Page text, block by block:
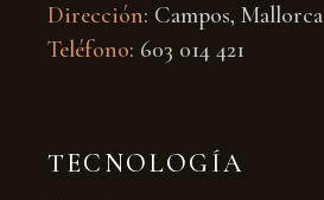
Dirección: Campos, Mallorca
Teléfono: 603 014 421
TECNOLOGÍA